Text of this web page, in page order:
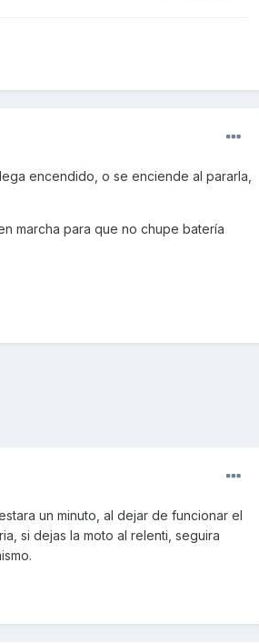
encendido, o se enciende al pararla,
marcha para que no chupe batería
un minuto, al dejar de funcionar el
si dejas la moto al relenti, seguira